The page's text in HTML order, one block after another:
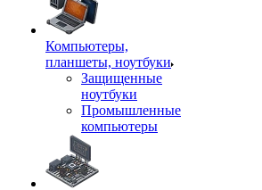
Компьютеры,
планшеты, ноутбуки
Защищенные
ноутбуки
Промышленные
компьютеры